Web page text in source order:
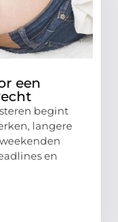
een
begint
langere
en